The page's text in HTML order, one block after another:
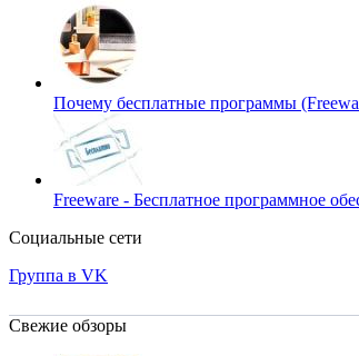
Почему бесплатные программы
Freeware - Бесплатное программное
Социальные сети
Группа в VK
Свежие обзоры